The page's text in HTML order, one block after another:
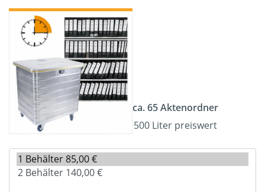
ca. 65 Aktenordner
500 Liter preiswert